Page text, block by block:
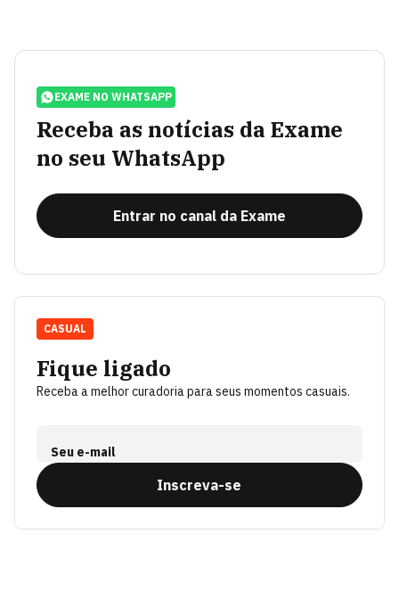
EXAME NO WHATSAPP
Receba as notícias da Exame
no seu WhatsApp
Entrar no canal da Exame
Fique ligado
Receba a melhor curadoria para seus momentos casuais.
Seu e-mail
Inscreva-se
CASUAL